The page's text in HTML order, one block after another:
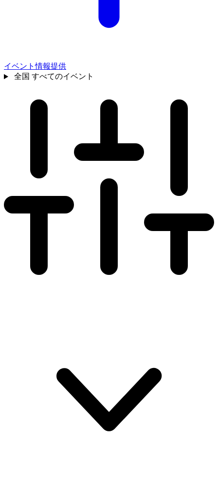
イベント情報提供
全国 すべてのイベント